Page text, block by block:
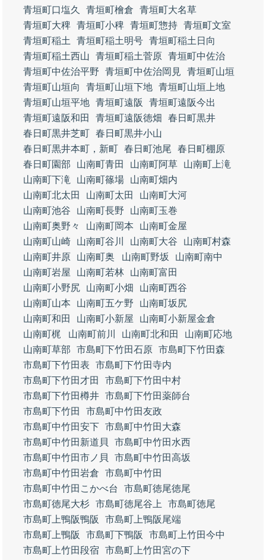
青垣町口塩久
青垣町檜倉
青垣町大名草
青垣町大稗 青垣町小稗 青垣町惣持 青垣町文室
青垣町稲土
青垣町稲土明号 青垣町稲土日向
青垣町稲土西山
青垣町稲土菅原 青垣町中佐治
青垣町中佐治平野
青垣町中佐治岡見
青垣町山垣
青垣町山垣向
青垣町山垣下地 青垣町山垣上地
青垣町山垣平地 青垣町遠阪
青垣町遠阪今出
青垣町遠阪和田
青垣町遠阪徳畑
春日町黒井
春日町黒井芝町 春日町黒井小山
春日町黒井本町，新町 春日町池尾
春日町棚原
春日町園部
山南町青田 山南町阿草
山南町上滝
山南町下滝
山南町篠場
山南町畑内
山南町北太田
山南町太田
山南町大河
山南町池谷
山南町長野
山南町玉巻
山南町奥野々
山南町岡本
山南町金屋
山南町山崎
山南町谷川 山南町大谷
山南町村森
山南町井原
山南町奥 山南町野坂
山南町南中
山南町岩屋
山南町若林
山南町富田
山南町小野尻
山南町小畑
山南町西谷
山南町山本
山南町五ケ野
山南町坂尻
山南町和田
山南町小新屋
山南町小新屋金倉
山南町梶
山南町前川 山南町北和田
山南町応地
山南町草部
市島町下竹田石原 市島町下竹田森
市島町下竹田表
市島町下竹田寺内
市島町下竹田才田
市島町下竹田中村
市島町下竹田樽井 市島町下竹田薬師台
市島町下竹田
市島町中竹田友政
市島町中竹田安下 市島町中竹田大森
市島町中竹田新道貝
市島町中竹田水西
市島町中竹田市ノ貝
市島町中竹田高坂
市島町中竹田岩倉
市島町中竹田
市島町中竹田こかべ台
市島町徳尾徳尾
市島町徳尾大杉 市島町徳尾谷上
市島町徳尾
市島町上鴨阪鴨阪
市島町上鴨阪尾端
市島町上鴨阪
市島町下鴨阪
市島町上竹田今中
市島町上竹田段宿
市島町上竹田宮の下